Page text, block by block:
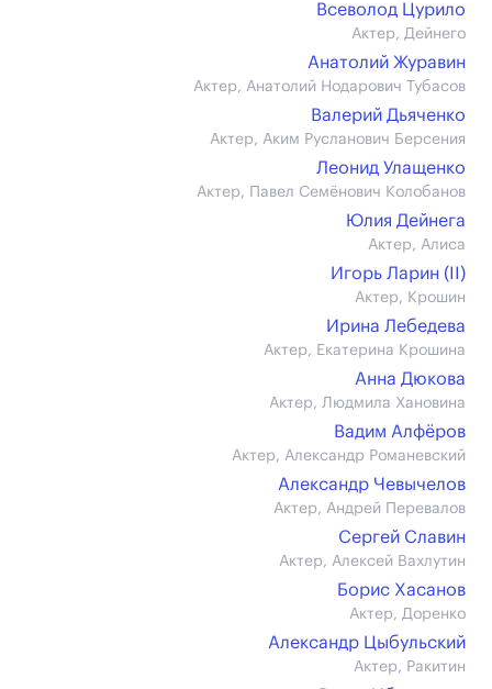
Всеволод Цурило
Актер, Дейнего
Анатолий Журавин
Актер, Анатолий Нодарович Тубасов
Валерий Дьяченко
Актер, Аким Русланович Берсения
Леонид Улащенко
Актер, Павел Семёнович Колобанов
Юлия Дейнега
Актер, Алиса
Игорь Ларин (II)
Актер, Крошин
Ирина Лебедева
Актер, Екатерина Крошина
Анна Дюкова
Актер, Людмила Хановина
Вадим Алфёров
Актер, Александр Романевский
Александр Чевычелов
Актер, Андрей Перевалов
Сергей Славин
Актер, Алексей Вахлутин
Борис Хасанов
Актер, Доренко
Александр Цыбульский
Актер, Ракитин